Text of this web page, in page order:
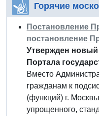
Горячие
Постановление
постановление
Утвержден новый
Портала
Вместо
гражданам к
(функций) г.
упрощенного,